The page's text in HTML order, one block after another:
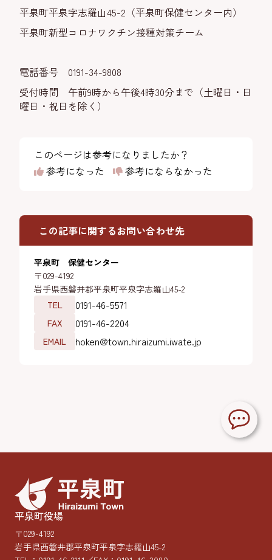
平泉町平泉字志羅山45-2（平泉町保健センター内）
平泉町新型コロナワクチン接種対策チーム
電話番号 0191-34-9808
受付時間 午前9時から午後4時30分まで（土曜日・日
曜日・祝日を除く）
このページは参考になりましたか？
参考になった
参考にならなかった
この記事に関するお問い合わせ先
平泉町 保健センター
〒029-4192
岩手県西磐井郡平泉町平泉字志羅山45-2
TEL
0191-46-5571
FAX 0191-46-2204
EMAIL hoken@town.hiraizumi.iwate.jp
平泉町役場
〒029-4192
岩手県西磐井郡平泉町平泉字志羅山45-2